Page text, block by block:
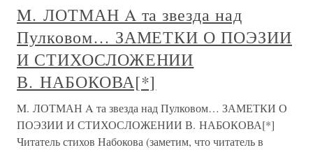
M. ЛОТМАН A та звезда над
Пулковом… ЗАМЕТКИ О ПОЭЗИИ
И СТИХОСЛОЖЕНИИ
В. НАБОКОВА[*]
M. ЛОТМАН A та звезда над Пулковом… ЗАМЕТКИ О
ПОЭЗИИ И СТИХОСЛОЖЕНИИ В. НАБОКОВА[*]
Читатель стихов Набокова (заметим, что читатель в